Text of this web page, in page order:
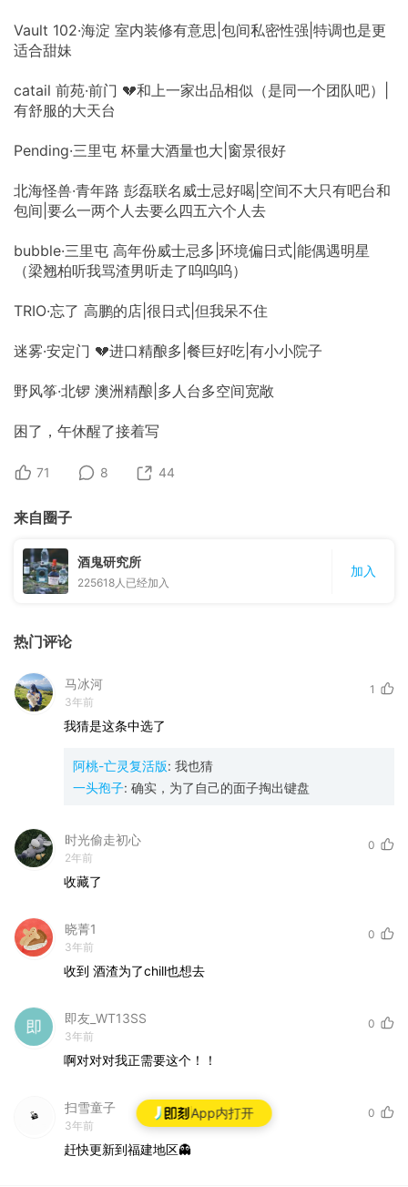
App内打开
Vault 102·海淀 室内装修有意思|包间私密性强|特调也是更
适合甜妹
catail 前苑·前门 💔和上一家出品相似（是同一个团队吧）|
有舒服的大天台
Pending·三里屯 杯量大酒量也大|窗景很好
北海怪兽·青年路 彭磊联名威士忌好喝|空间不大只有吧台和
包间|要么一两个人去要么四五六个人去
bubble·三里屯 高年份威士忌多|环境偏日式|能偶遇明星
（梁翘柏听我骂渣男听走了呜呜呜）
TRIO·忘了 高鹏的店|很日式|但我呆不住
迷雾·安定门 💔进口精酿多|餐巨好吃|有小小院子
野风筝·北锣 澳洲精酿|多人台多空间宽敞
困了，午休醒了接着写
71 8 44
来自圈子
酒鬼研究所
225618 人已经加入
加入
热门评论
马冰河
3年前
1
我猜是这条中选了
阿桃-亡灵复活版: 我也猜
一头孢子: 确实，为了自己的面子掏出键盘
时光偷走初心
2年前
0
收藏了
晓菁1
3年前
0
收到 酒渣为了chill也想去
即友_WT13SS
3年前
0
啊对对对我正需要这个！！
扫雪童子
3年前
0
赶快更新到福建地区👻